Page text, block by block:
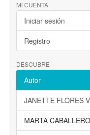
MI CUENTA
Iniciar sesión
Registro
DESCUBRE
Autor
JANETTE FLORES
MARTA